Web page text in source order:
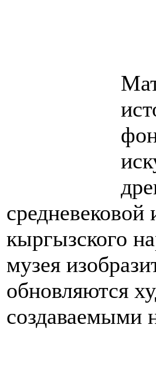
средневековой
кыргызского
музея
обновляются
создаваемыми